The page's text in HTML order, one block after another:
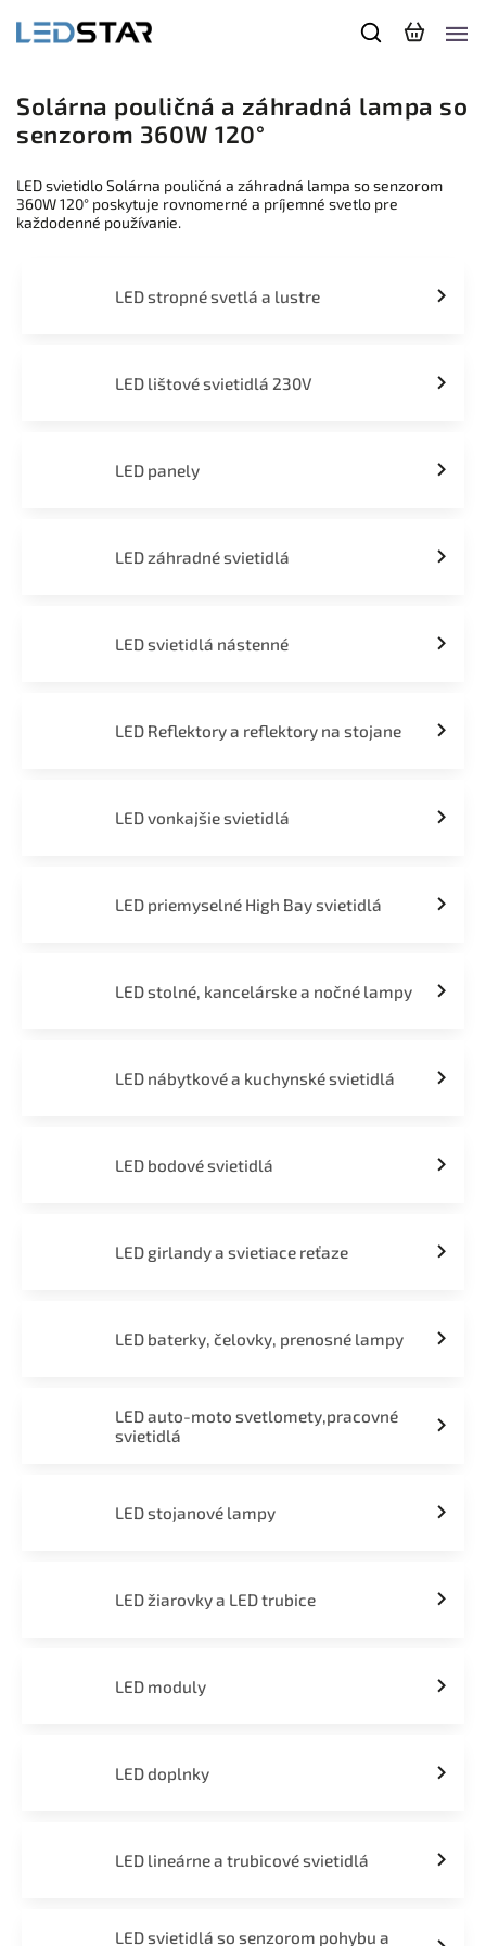
Solárna pouličná a záhradná lampa so
senzorom 360W 120°
LED svietidlo Solárna pouličná a záhradná lampa so senzorom
360W 120° poskytuje rovnomerné a príjemné svetlo pre
každodenné používanie.
LED stropné svetlá a lustre
LED lištové svietidlá 230V
LED panely
LED záhradné svietidlá
LED svietidlá nástenné
LED Reflektory a reflektory na stojane
LED vonkajšie svietidlá
LED priemyselné High Bay svietidlá
LED stolné, kancelárske a nočné lampy
LED nábytkové a kuchynské svietidlá
LED bodové svietidlá
LED girlandy a svietiace reťaze
LED baterky, čelovky, prenosné lampy
LED auto-moto svetlomety,pracovné
svietidlá
LED stojanové lampy
LED žiarovky a LED trubice
LED moduly
LED doplnky
LED lineárne a trubicové svietidlá
LED svietidlá so senzorom pohybu a